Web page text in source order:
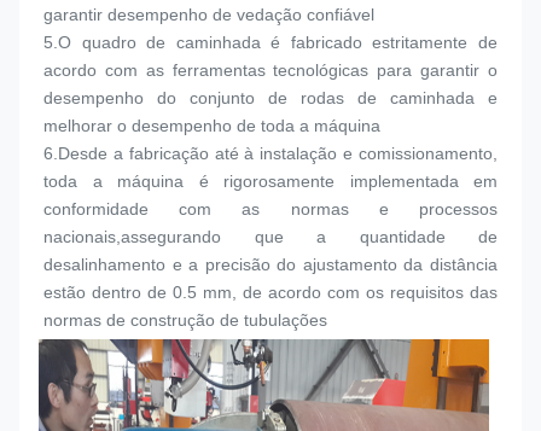
garantir desempenho de vedação confiável
5. O quadro de caminhada é fabricado estritamente de
acordo com as ferramentas tecnológicas para garantir o
desempenho do conjunto de rodas de caminhada e
melhorar o desempenho de toda a máquina
6. Desde a fabricação até à instalação e comissionamento,
toda a máquina é rigorosamente implementada em
conformidade com as normas e processos
nacionais,assegurando que a quantidade de
desalinhamento e a precisão do ajustamento da distância
estão dentro de 0.5 mm, de acordo com os requisitos das
normas de construção de tubulações